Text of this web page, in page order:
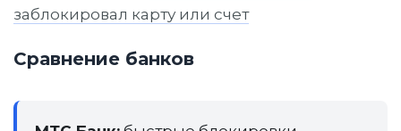
заблокировал карту или счет
Сравнение банков
Политика обработки персональных данных
Вопросы и ответы
Александрович. Все права защищены